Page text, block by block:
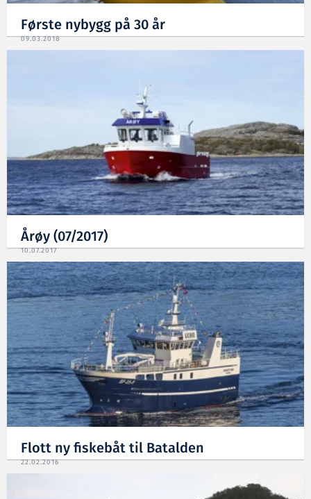
Første nybygg på 30 år
09.03.2018
Årøy (07/2017)
10.07.2017
Flott ny fiskebåt til Batalden
22.02.2016